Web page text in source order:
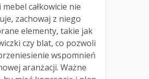
mebel całkowicie nie
zachowaj z niego
elementy, takie jak
czy blat, co pozwoli
wspomnień
aranżacji. Ważne